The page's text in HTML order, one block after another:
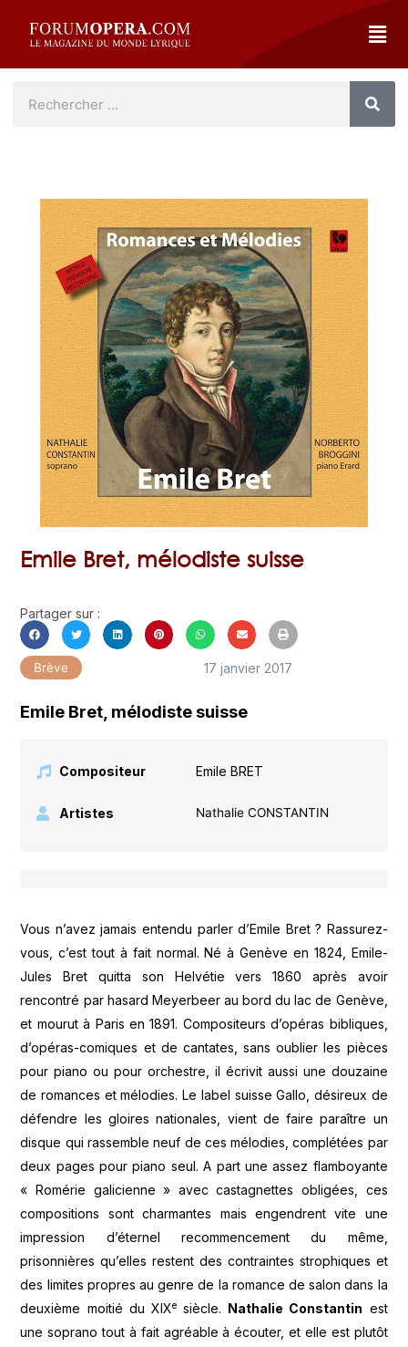
Emile Bret, mélodiste suisse
Partager sur :
Brève 17 janvier 2017
Emile Bret, mélodiste suisse
Compositeur Emile BRET
Artistes Nathalie CONSTANTIN
Vous n’avez jamais entendu parler d’Emile Bret ? Rassurez-
vous, c’est tout à fait normal. Né à Genève en 1824, Emile-
Jules Bret quitta son Helvétie vers 1860 après avoir
rencontré par hasard Meyerbeer au bord du lac de Genève,
et mourut à Paris en 1891. Compositeurs d’opéras bibliques,
d’opéras-comiques et de cantates, sans oublier les pièces
pour piano ou pour orchestre, il écrivit aussi une douzaine
de romances et mélodies. Le label suisse Gallo, désireux de
défendre les gloires nationales, vient de faire paraître un
disque qui rassemble neuf de ces mélodies, complétées par
deux pages pour piano seul. A part une assez flamboyante
« Romérie galicienne » avec castagnettes obligées, ces
compositions sont charmantes mais engendrent vite une
impression d’éternel recommencement du même,
prisonnières qu’elles restent des contraintes strophiques et
des limites propres au genre de la romance de salon dans la
deuxième moitié du XIXesiècle. Nathalie Constantin est
une soprano tout à fait agréable à écouter, et elle est plutôt